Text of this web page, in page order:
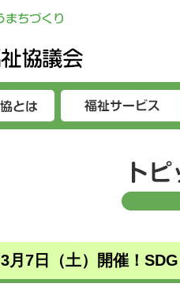
3月7日（土）開催！